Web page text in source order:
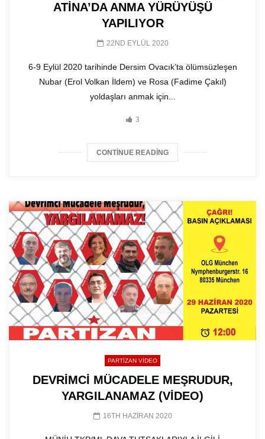
ATİNA’DA ANMA YÜRÜYÜŞÜ
YAPILIYOR
22ND EYLÜL 2020
6-9 Eylül 2020 tarihinde Dersim Ovacık’ta ölümsüzleşen
Nubar (Erol Volkan İldem) ve Rosa (Fadime Çakıl)
yoldaşları anmak için...
3
CONTINUE READING
PARTIZAN VIDEO
DEVRİMCİ MÜCADELE MEŞRUDUR,
YARGILANAMAZ (VİDEO)
16TH HAZIRAN 2020